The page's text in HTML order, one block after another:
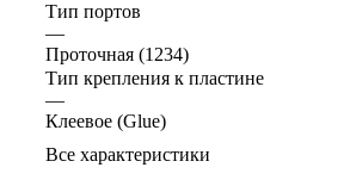
Тип портов
—
Проточная (1234)
Тип крепления к пластине
—
Клеевое (Glue)
Все характеристики